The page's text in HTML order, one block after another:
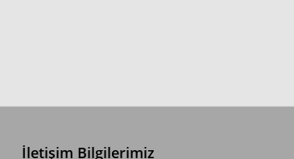
İletişim Bilgilerimiz